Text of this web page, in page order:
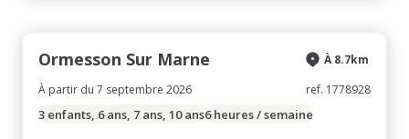
Ormesson Sur Marne
À partir du 7 septembre 2026
À 8.7km
ref. 1778928
3 enfants, 6 ans, 7 ans, 10 ans6 heures / semaine